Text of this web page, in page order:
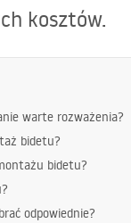
kosztów.
warte rozważenia?
bidetu?
bidetu?
odpowiednie?